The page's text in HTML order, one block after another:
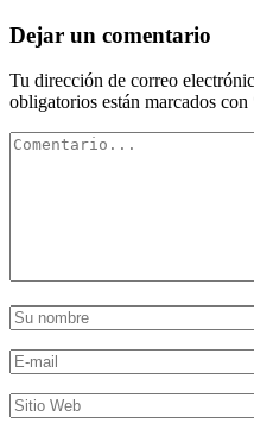
Dejar un comentario
Tu dirección de correo
obligatorios están marcados con